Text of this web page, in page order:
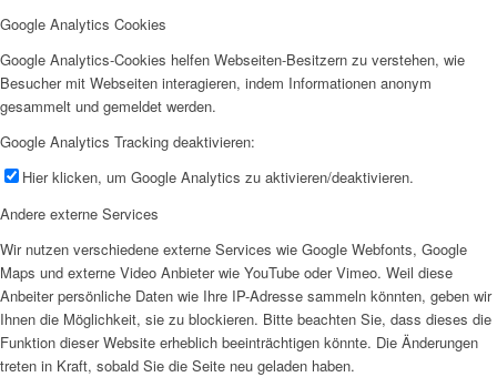
Google Analytics Cookies
Google Analytics-Cookies helfen Webseiten-Besitzern zu verstehen, wie
Besucher mit Webseiten interagieren, indem Informationen anonym
gesammelt und gemeldet werden.
Google Analytics Tracking deaktivieren:
Hier klicken, um Google Analytics zu aktivieren/deaktivieren.
Andere externe Services
Wir nutzen verschiedene externe Services wie Google Webfonts, Google
Maps und externe Video Anbieter wie YouTube oder Vimeo. Weil diese
Anbeiter persönliche Daten wie Ihre IP-Adresse sammeln könnten, geben wir
Ihnen die Möglichkeit, sie zu blockieren. Bitte beachten Sie, dass dieses die
Funktion dieser Website erheblich beeinträchtigen könnte. Die Änderungen
treten in Kraft, sobald Sie die Seite neu geladen haben.